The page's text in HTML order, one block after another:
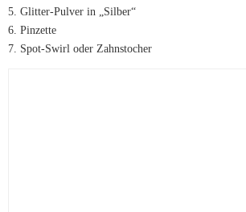
5. Glitter-Pulver in „Silber“
6. Pinzette
7. Spot-Swirl oder Zahnstocher